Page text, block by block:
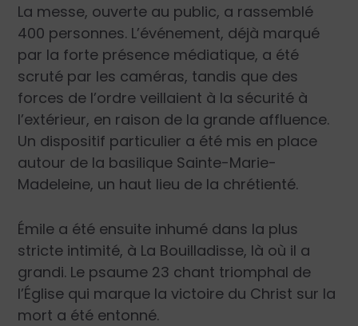
La messe, ouverte au public, a rassemblé
400 personnes. L’événement, déjà marqué
par la forte présence médiatique, a été
scruté par les caméras, tandis que des
forces de l’ordre veillaient à la sécurité à
l’extérieur, en raison de la grande affluence.
Un dispositif particulier a été mis en place
autour de la basilique Sainte-Marie-
Madeleine, un haut lieu de la chrétienté.
Émile a été ensuite inhumé dans la plus
stricte intimité, à La Bouilladisse, là où il a
grandi. Le psaume 23 chant triomphal de
l’Église qui marque la victoire du Christ sur la
mort a été entonné.